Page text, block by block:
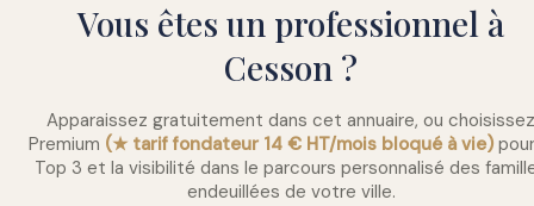
Vous êtes un professionnel à
Cesson ?
Apparaissez gratuitement dans cet annuaire, ou choisissez
Premium (★ tarif fondateur 14 € HT/mois bloqué à vie)
Top 3 et la visibilité dans le parcours personnalisé des
endeuillées de votre ville.